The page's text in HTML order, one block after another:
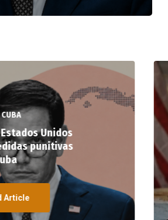
CUBA
Unidos
punitivas
Article